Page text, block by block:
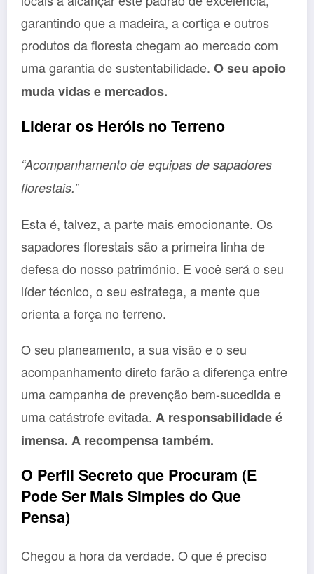
garantindo que a madeira, a cortiça e outros
produtos da floresta chegam ao mercado com
uma garantia de sustentabilidade. O seu apoio
muda vidas e mercados.
Liderar os Heróis no Terreno
“Acompanhamento de equipas de sapadores
florestais.”
Esta é, talvez, a parte mais emocionante. Os
sapadores florestais são a primeira linha de
defesa do nosso património. E você será o seu
líder técnico, o seu estratega, a mente que
orienta a força no terreno.
O seu planeamento, a sua visão e o seu
acompanhamento direto farão a diferença entre
uma campanha de prevenção bem-sucedida e
uma catástrofe evitada. A responsabilidade é
imensa. A recompensa também.
O Perfil Secreto que Procuram (E
Pode Ser Mais Simples do Que
Pensa)
Chegou a hora da verdade. O que é preciso